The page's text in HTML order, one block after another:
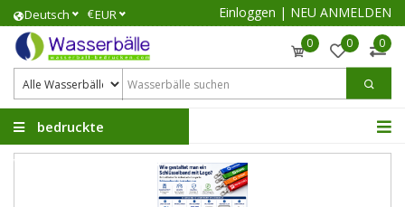
Deutsch €EUR Einloggen | NEU ANMELDEN
0 0 0
bedruckte
Wasserbälle